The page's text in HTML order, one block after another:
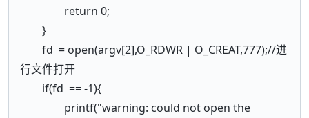
return 0;
}
fd = open(argv[2],O_RDWR | O_CREAT,777);//进
行文件打开
if(fd == -1){
printf("warning: could not open the